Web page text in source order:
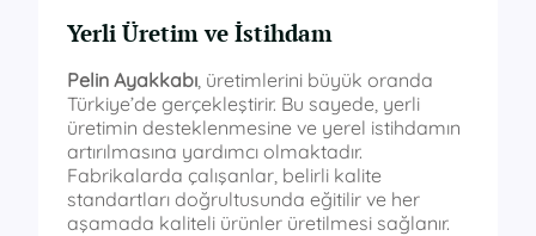
Yerli Üretim ve İstihdam
Pelin Ayakkabı , üretimlerini büyük oranda
Türkiye’de gerçekleştirir. Bu sayede, yerli
üretimin desteklenmesine ve yerel istihdamın
artırılmasına yardımcı olmaktadır.
Fabrikalarda çalışanlar, belirli kalite
standartları doğrultusunda eğitilir ve her
aşamada kaliteli ürünler üretilmesi sağlanır.